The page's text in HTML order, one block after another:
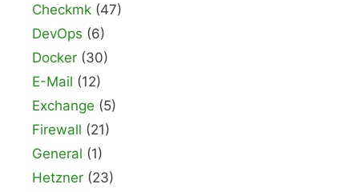
Checkmk (47)
DevOps (6)
Docker (30)
E-Mail (12)
Exchange (5)
Firewall (21)
General (1)
Hetzner (23)